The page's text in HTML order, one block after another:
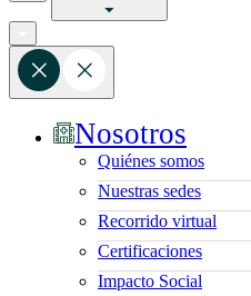
Nosotros
Quiénes somos
Nuestras sedes
Recorrido virtual
Certificaciones
Impacto Social